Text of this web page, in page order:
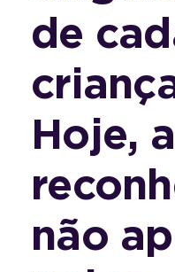
de
Hoje,
não